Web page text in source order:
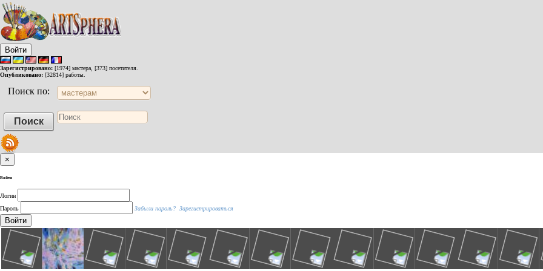
Войти
Зарегистрировано: [1974] мастера, [373] посетителя.
Опубликовано: [32814] работы.
Поиск по:
×
Войти
Логин
Пароль
Забыли пароль? Зарегистрироваться
Войти